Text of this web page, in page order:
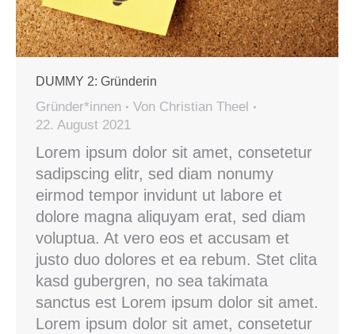
DUMMY 2: Gründerin
Gründer*innen Von Christian Theel
22. August 2021
Lorem ipsum dolor sit amet, consetetur
sadipscing elitr, sed diam nonumy
eirmod tempor invidunt ut labore et
dolore magna aliquyam erat, sed diam
voluptua. At vero eos et accusam et
justo duo dolores et ea rebum. Stet clita
kasd gubergren, no sea takimata
sanctus est Lorem ipsum dolor sit amet.
Lorem ipsum dolor sit amet, consetetur